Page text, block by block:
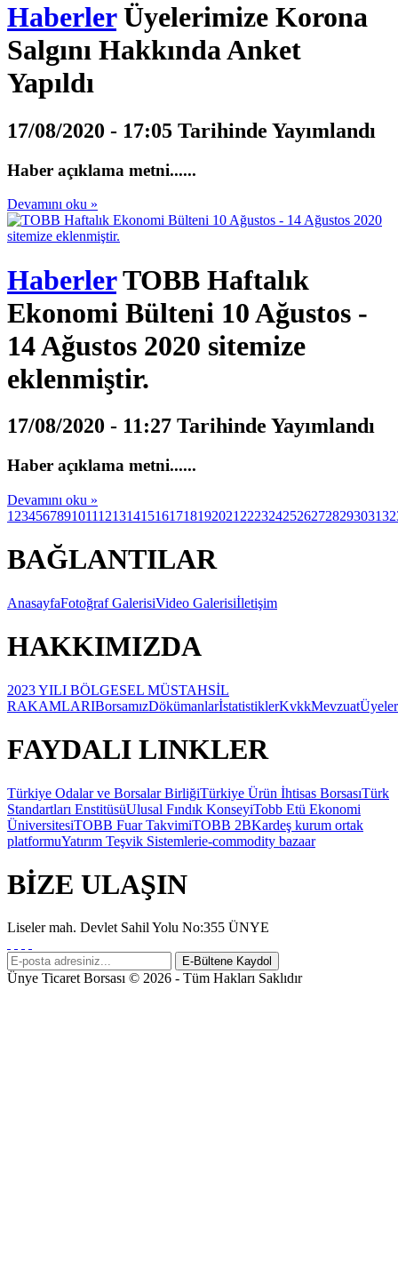
HaberlerÜyelerimize Korona
Salgını Hakkında Anket
Yapıldı
17/08/2020 - 17:05 Tarihinde Yayımlandı
Haber açıklama metni......
Devamını oku »
HaberlerTOBB Haftalık
Ekonomi Bülteni 10 Ağustos -
14 Ağustos 2020 sitemize
eklenmiştir.
17/08/2020 - 11:27 Tarihinde Yayımlandı
Haber açıklama metni......
Devamını oku »
1 23456789101112131415161718192021 2223242526272829303132
BAĞLANTILAR
AnasayfaFotoğraf GalerisiVideo Galerisiİletişim
HAKKIMIZDA
2023 YILI BÖLGESEL MÜSTAHSİL
RAKAMLARIBorsamızDökümanlarİstatistiklerKvkkMevzuatÜyeler
FAYDALI LINKLER
Türkiye Odalar ve Borsalar BirliğiTürkiye Ürün İhtisas BorsasıTürk
Standartları EnstitüsüUlusal Fındık KonseyiTobb Etü Ekonomi
ÜniversitesiTOBB Fuar TakvimiTOBB 2BKardeş kurum ortak
platformuYatırım Teşvik Sistemlerie-commodity bazaar
BİZE ULAŞIN
Liseler mah. Devlet Sahil Yolu No:355 ÜNYE
Ünye Ticaret Borsası © 2026 - Tüm Hakları Saklıdır